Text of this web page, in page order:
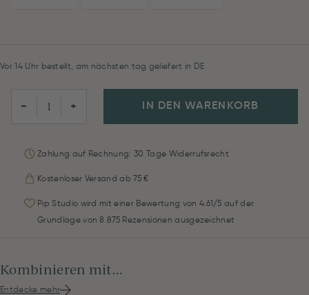
Vor 14 Uhr bestellt, am nächsten tag geliefert in DE
− + IN DEN WARENKORB
Zahlung auf Rechnung: 30 Tage Widerrufsrecht
Kostenloser Versand ab 75 €
Pip Studio wird mit einer Bewertung von 4.61/5 auf der
Grundlage von 8.875 Rezensionen ausgezeichnet
Kombinieren mit...
Entdecke mehr